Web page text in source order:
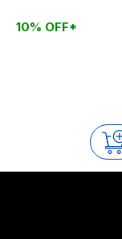
continue a
10% OFF*